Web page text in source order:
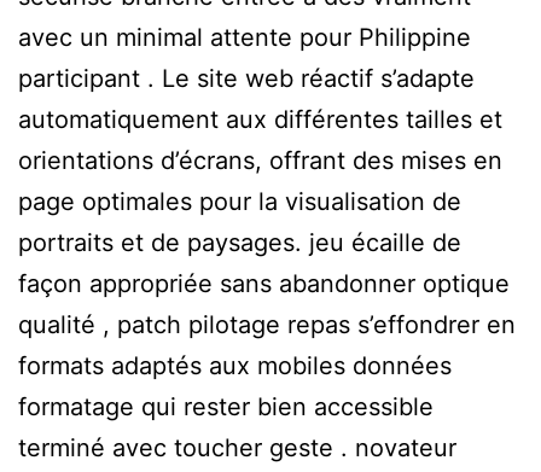
avec un minimal attente pour Philippine
participant . Le site web réactif s’adapte
automatiquement aux différentes tailles et
orientations d’écrans, offrant des mises en
page optimales pour la visualisation de
portraits et de paysages. jeu écaille de
façon appropriée sans abandonner optique
qualité , patch pilotage repas s’effondrer en
formats adaptés aux mobiles données
formatage qui rester bien accessible
terminé avec toucher geste . novateur